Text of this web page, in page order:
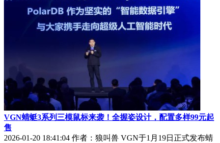
VGN蜻蜓3系列三模鼠标来袭！全握姿设计，配置多样99元起
售
2026-01-20 18:41:04 作者：狼叫兽 VGN于1月19日正式发布蜻